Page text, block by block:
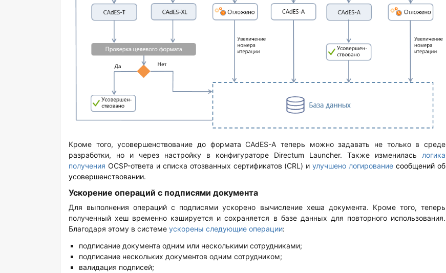
Кроме того, усовершенствование до формата CAdES-A теперь можно задавать не только в среде
разработки, но и через настройку в конфигураторе Directum Launcher. Также изменилась логика
получения OCSP-ответа и списка отозванных сертификатов (CRL) иулучшено логирование сообщений об
усовершенствовании.
Ускорение операций с подписями документа
Для выполнения операций с подписями ускорено вычисление хеша документа. Кроме того, теперь
полученный хеш временно кэшируется и сохраняется в базе данных для повторного использования.
Благодаря этому в системе ускорены следующие операции:
подписание документа одним или несколькими сотрудниками;
подписание нескольких документов одним сотрудником;
валидация подписей;